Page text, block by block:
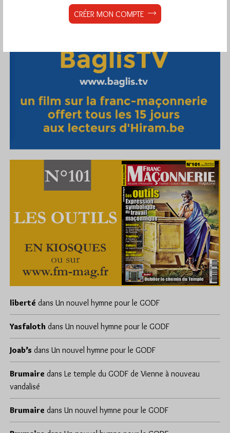
liberté dans Un nouvel hymne pour le GODF
Yasfaloth dans Un nouvel hymne pour le GODF
Joab’s dans Un nouvel hymne pour le GODF
Brumaire dans Le temple du GODF de Vienne à nouveau
vandalisé
Brumaire dans Un nouvel hymne pour le GODF
CRÉER MON COMPTE